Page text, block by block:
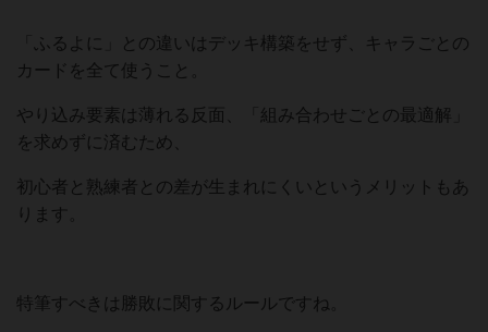
「ふるよに」との違いはデッキ構築をせず、キャラごとの
カードを全て使うこと。
やり込み要素は薄れる反面、「組み合わせごとの最適解」
を求めずに済むため、
初心者と熟練者との差が生まれにくいというメリットもあ
ります。
特筆すべきは勝敗に関するルールですね。